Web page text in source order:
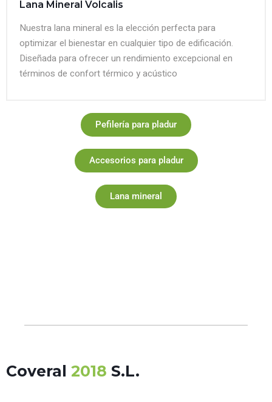
Lana Mineral Volcalis
Nuestra lana mineral es la elección perfecta para
optimizar el bienestar en cualquier tipo de edificación.
Diseñada para ofrecer un rendimiento excepcional en
términos de confort térmico y acústico
Pefilería para pladur
Accesorios para pladur
Lana mineral
Coveral 2018 S.L.